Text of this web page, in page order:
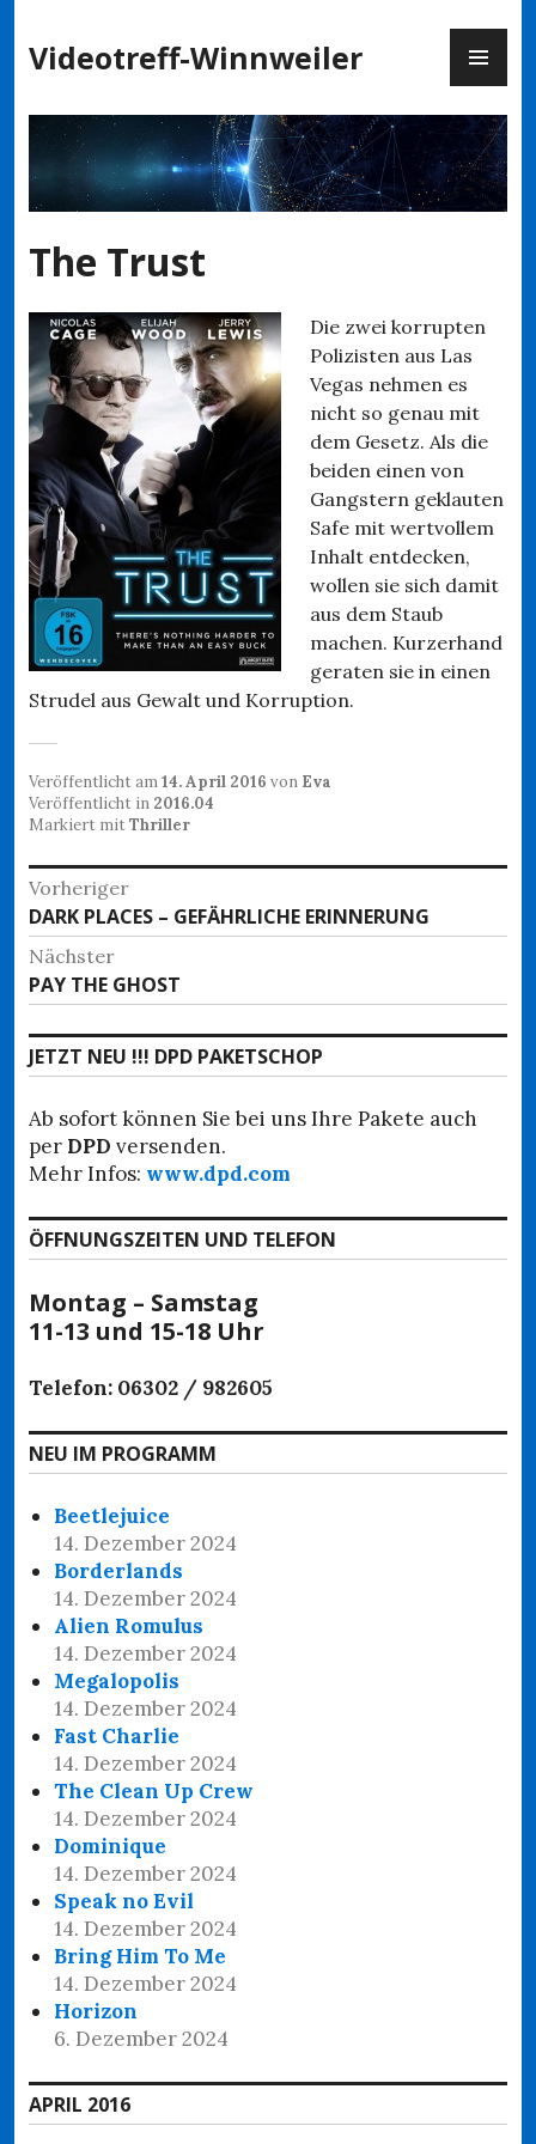
Inhalt
springen
Videotreff-Winnweiler
The Trust
Die zwei korrupten
Polizisten aus Las
Vegas nehmen es
nicht so genau mit
dem Gesetz. Als die
beiden einen von
Gangstern geklauten
Safe mit wertvollem
Inhalt entdecken,
wollen sie sich damit
aus dem Staub
machen. Kurzerhand
geraten sie in einen
Strudel aus Gewalt und Korruption.
Veröffentlicht am14. April 2016 von Eva
Veröffentlicht in 2016.04
Markiert mitThriller
Beitragsnavigation
Vorheriger
Vorheriger
Beitrag:
DARK PLACES – GEFÄHRLICHE ERINNERUNG
Nächster
Nächster
Beitrag:
PAY THE GHOST
JETZT NEU !!! DPD PAKETSCHOP
Ab sofort können Sie bei uns Ihre Pakete auch
per DPD versenden.
Mehr Infos: www.dpd.com
ÖFFNUNGSZEITEN UND TELEFON
Montag – Samstag
11-13 und 15-18 Uhr
Telefon: 06302 / 982605
NEU IM PROGRAMM
Beetlejuice
14. Dezember 2024
Borderlands
14. Dezember 2024
Alien Romulus
14. Dezember 2024
Megalopolis
14. Dezember 2024
Fast Charlie
14. Dezember 2024
The Clean Up Crew
14. Dezember 2024
Dominique
14. Dezember 2024
Speak no Evil
14. Dezember 2024
Bring Him To Me
14. Dezember 2024
Horizon
6. Dezember 2024
APRIL 2016